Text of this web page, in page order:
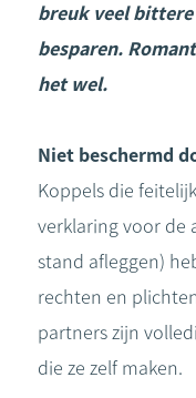
breuk veel
besparen.
het wel.
Niet beschermd
Koppels die
verklaring voor de
stand afleggen)
rechten en
partners zijn
die ze zelf maken.